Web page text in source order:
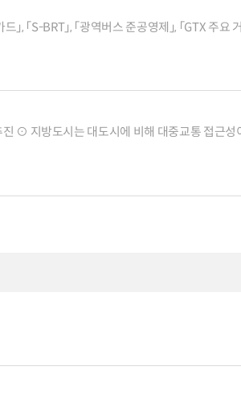
「S-BRT」, 「광역버스 준공영제」, 「GTX 주요
⊙ 지방도시는 대도시에 비해 대중교통 접근성
2024년 국가교통조
여객OD현행화
권역별